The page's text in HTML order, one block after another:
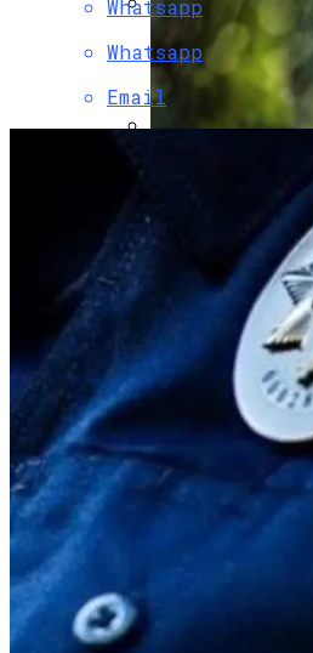
Растущая
Руках Си
Коронавирус В
Смертоноснее
В Украине
Проливные
Whatsapp
Whatsapp
Email